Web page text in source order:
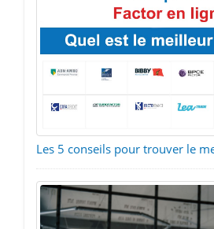
Les 5 conseils pour trouver le